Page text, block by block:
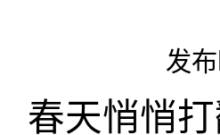
发
春天悄悄